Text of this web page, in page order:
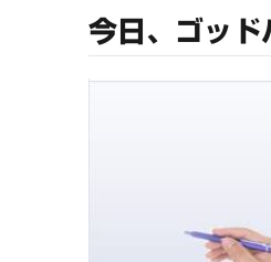
今日、ゴッド